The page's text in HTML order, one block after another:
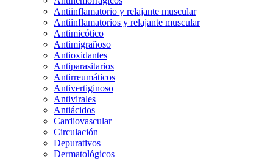
Antiinflamatorio y relajante muscular
Antiinflamatorios y relajante muscular
Antimicótico
Antimigrañoso
Antioxidantes
Antiparasitarios
Antirreumáticos
Antivertiginoso
Antivirales
Antiácidos
Cardiovascular
Circulación
Depurativos
Dermatológicos